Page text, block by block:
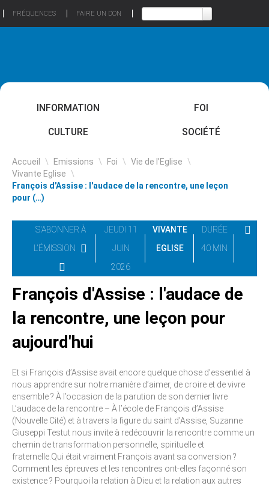
FRÉQUENCES FAIRE UN DON
INFORMATION FOI
CULTURE SOCIÉTÉ
Accueil \ Emissions \ Foi \ Vie de l’Eglise \
Vivante Eglise \
François d'Assise : l'audace de la rencontre, une leçon
pour (…)
S'ABONNER À
L'ÉMISSION
JEUDI 11
JUIN
2026
VIVANTE
EGLISE
DURÉE
40 MIN
François d'Assise : l'audace de
la rencontre, une leçon pour
aujourd'hui
Et si François d’Assise avait encore quelque chose d’essentiel à
nous apprendre sur notre manière d’aimer, de croire et de vivre
ensemble ? À l’occasion de la parution de son dernier livre
L’audace de la rencontre – À l’école de François d’Assise
(Nouvelle Cité) et à travers la figure du saint d’Assise, Suzanne
Giuseppi Testut nous invite à redécouvrir la rencontre comme un
chemin de transformation personnelle, spirituelle et
fraternelle.Qui était vraiment François avant sa conversion ?
Comment les épreuves et les rencontres ont-elles façonné son
existence ? Pourquoi la relation à Dieu et la relation aux autres